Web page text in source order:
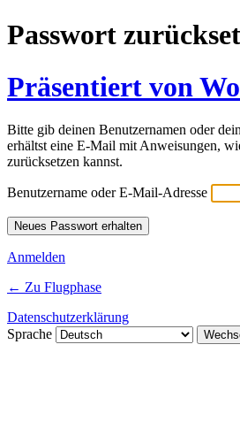
Passwort
Präsentiert von
Bitte gib deinen Benutzernamen oder
erhältst eine E-Mail mit Anweisungen,
zurücksetzen kannst.
Benutzername oder E-Mail-Adresse
Anmelden
← Zu Flugphase
Datenschutzerklärung
Sprache